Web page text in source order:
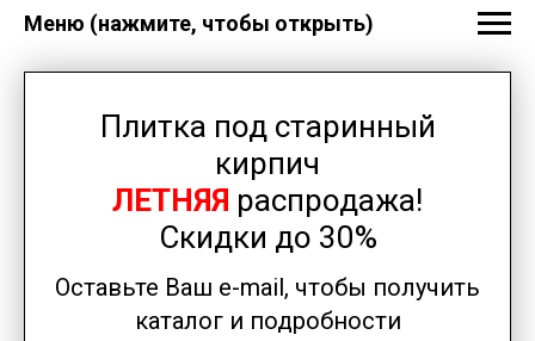
Меню (нажмите, чтобы открыть)
Плитка под старинный
кирпич
ЛЕТНЯЯ распродажа!
Скидки до 30%
Оставьте Ваш e-mail, чтобы получить
каталог и подробности